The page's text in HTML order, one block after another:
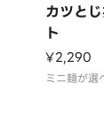
カツと
ト
¥2,290
ミニ麺が選